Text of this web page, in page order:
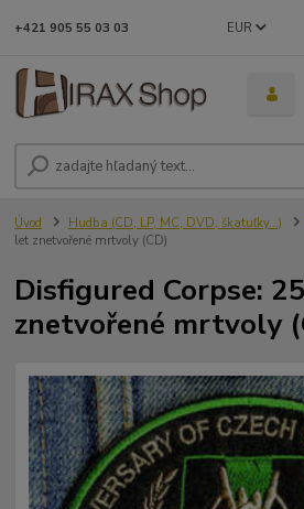
EUR
+421 905 55 03 03
Úvod Hudba (CD, LP, MC, DVD, škatuľky...)
let znetvořené mrtvoly (CD)
Disfigured Corpse:
znetvořené mrtvoly